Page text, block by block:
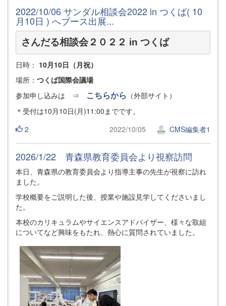
2022/10/06 サンダル相談会2022 in つくば( 10
月10日 ) へブース出展...
さんだる相談会２０２２ in つくば
日時： 10月10日（月祝）
場所： つくば国際会議場
参加申し込みは ⇒ こちらから （外部サイト）
＊受付は10月10日(月)11:00までです。
2
2022/10/05 CMS編集者1
2026/1/22 青森県教育委員会より視察訪問
本日、青森県の教育委員会より指導主事の先生が視察に訪れ
ました。
学校概要をご説明した後、授業や施設見学してくださいまし
た。
本校のカリキュラムやサイエンスアドバイザー、様々な取組
についてなど興味をもたれ、熱心に質問されていました。